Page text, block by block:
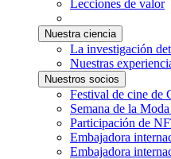
Lecciones de valor
Nuestra ciencia
La investigación
Nuestras
Nuestros socios
Festival de cine de
Semana de la
Participación de
Embajadora
Embajadora